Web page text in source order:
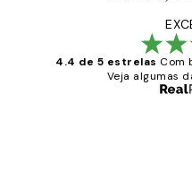
4.4 de 5 estrelas Com
Veja algumas